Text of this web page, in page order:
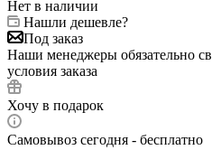
Нет в наличии
Нашли дешевле?
Под заказ
Наши менеджеры обязательно
условия заказа
Хочу в подарок
Самовывоз сегодня - бесплатно